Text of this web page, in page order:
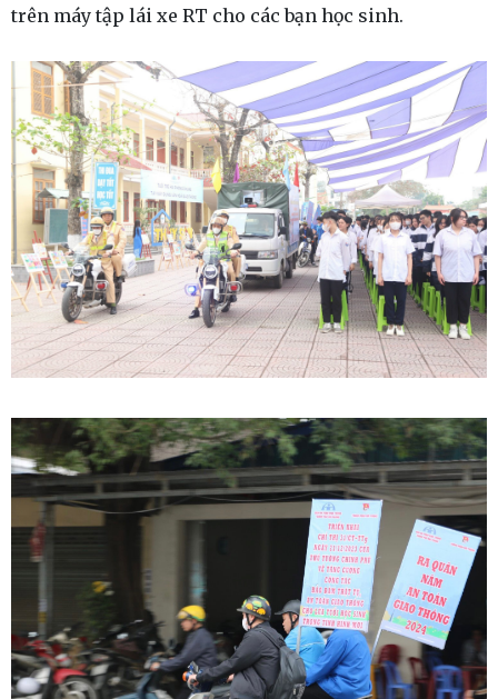
trên máy tập lái xe RT cho các bạn học sinh.